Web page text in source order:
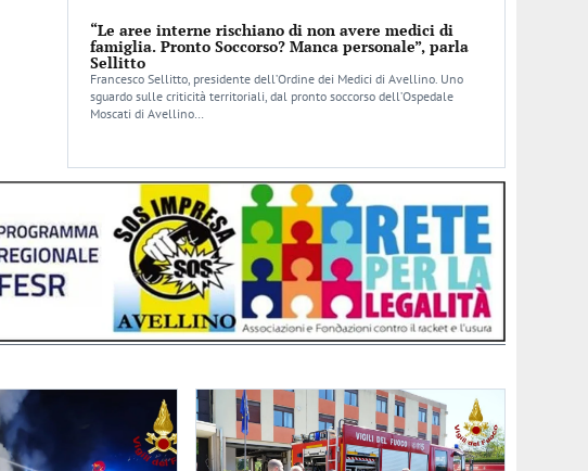
“Le aree interne rischiano di non avere medici di
famiglia. Pronto Soccorso? Manca personale”, parla
Sellitto
Francesco Sellitto, presidente dell’Ordine dei Medici di Avellino. Uno
sguardo sulle criticità territoriali, dal pronto soccorso dell’Ospedale
Moscati di Avellino…